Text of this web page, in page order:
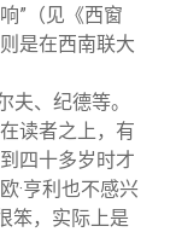
”（见《西窗
是在西南联大
、纪德等。
读者之上，有
四十多岁时才
·亨利也不感兴
笨，实际上是